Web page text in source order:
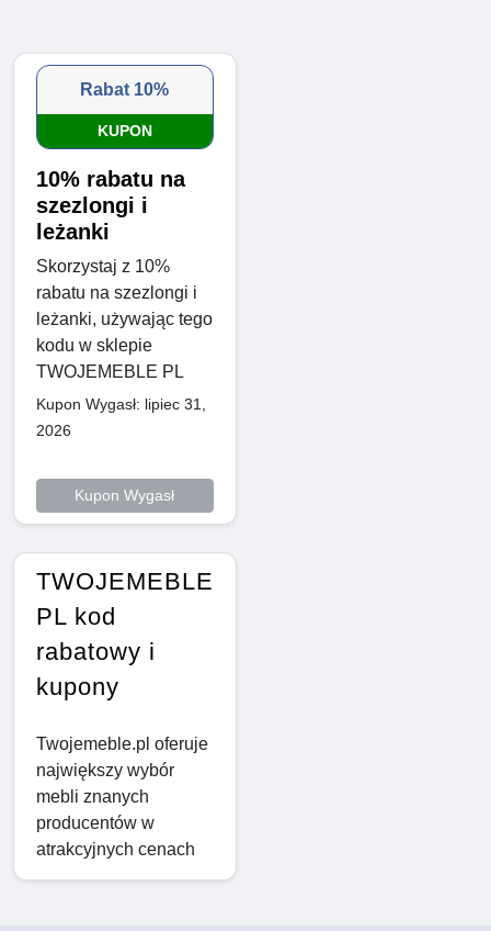
Rabat 10%
KUPON
10% rabatu na
szezlongi i
leżanki
Skorzystaj z 10%
rabatu na szezlongi i
leżanki, używając tego
kodu w sklepie
TWOJEMEBLE PL
Kupon Wygasł: lipiec 31,
2026
Kupon Wygasł
TWOJEMEBLE
PL kod
rabatowy i
kupony
Twojemeble.pl oferuje
największy wybór
mebli znanych
producentów w
atrakcyjnych cenach